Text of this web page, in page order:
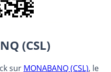
(CSL)
sur MONABANQ (CSL), le